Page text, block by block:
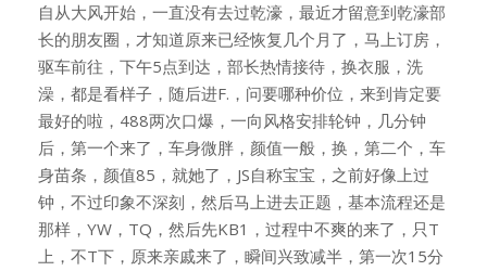
自从大风开始，一直没有去过乾濠，最近才留意到乾濠部
长的朋友圈，才知道原来已经恢复几个月了，马上订房，
驱车前往，下午5点到达，部长热情接待，换衣服，洗
澡，都是看样子，随后进F.，问要哪种价位，来到肯定要
最好的啦，488两次口爆，一向风格安排轮钟，几分钟
后，第一个来了，车身微胖，颜值一般，换，第二个，车
身苗条，颜值85，就她了，JS自称宝宝，之前好像上过
钟，不过印象不深刻，然后马上进去正题，基本流程还是
那样，YW，TQ，然后先KB1，过程中不爽的来了，只T
上，不T下，原来亲戚来了，瞬间兴致减半，第一次15分